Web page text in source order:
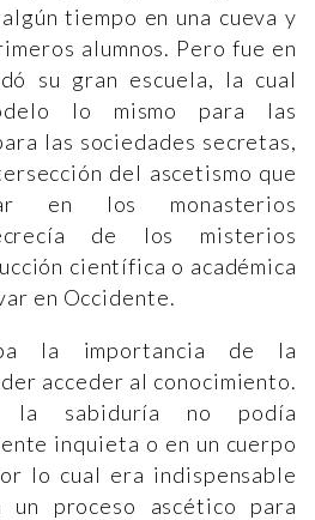
tiempo en una cueva y
alumnos. Pero fue en
su gran escuela, la cual
lo mismo para las
las sociedades secretas,
del ascetismo que
en los monasterios
de los misterios
científica o académica
en Occidente.
la importancia de la
acceder al conocimiento.
la sabiduría no podía
inquieta o en un cuerpo
lo cual era indispensable
un proceso ascético para